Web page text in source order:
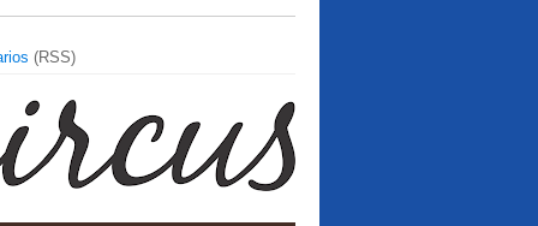
(RSS)